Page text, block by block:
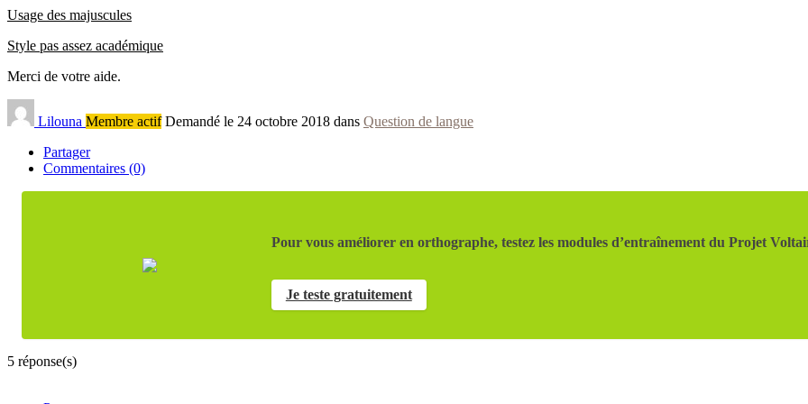
Usage des majuscules
Style pas assez académique
Merci de votre aide.
Lilouna Membre actif Demandé le 24 octobre 2018 dans Question de langue
Partager
Commentaires (0)
Pour vous améliorer en orthographe, testez les modules d’entraînement du Projet
Je teste gratuitement
5 réponse(s)